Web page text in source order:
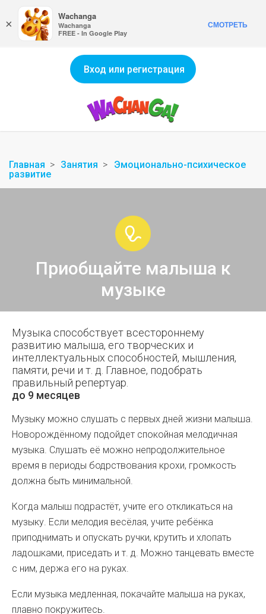
Вход или регистрация
Главная Занятия
Эмоционально-психическое
развитие
Приобщайте малыша к
музыке
Музыка способствует всестороннему
развитию малыша, его творческих и
интеллектуальных способностей, мышления,
памяти, речи и т. д. Главное, подобрать
правильный репертуар.
до 9 месяцев
Музыку можно слушать с первых дней жизни малыша.
Новорождённому подойдет спокойная мелодичная
музыка. Слушать её можно непродолжительное
время в периоды бодрствования крохи, громкость
должна быть минимальной.
Когда малыш подрастёт, учите его откликаться на
музыку. Если мелодия весёлая, учите ребёнка
приподнимать и опускать ручки, крутить и хлопать
ладошками, приседать и т. д. Можно танцевать вместе
с ним, держа его на руках.
Если музыка медленная, покачайте малыша на руках,
плавно покружитесь.
×
Wachanga
Wachanga
FREE - In Google Play
СМОТРЕТЬ